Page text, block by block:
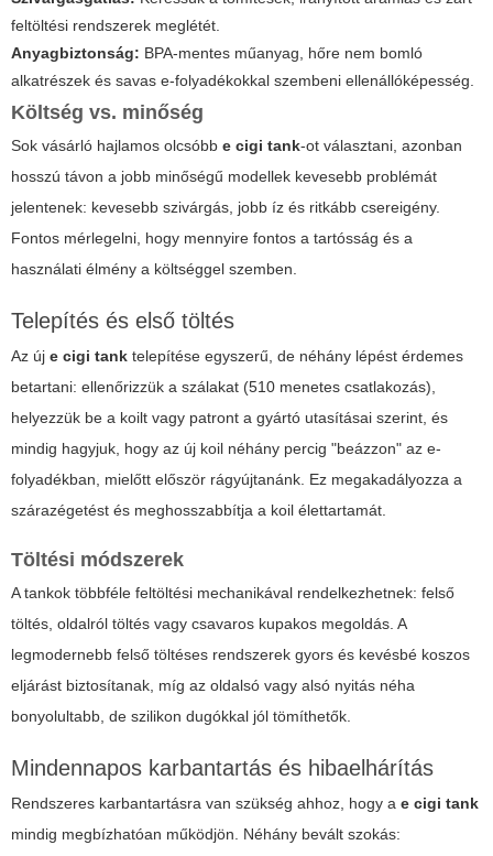
feltöltési rendszerek meglétét.
Anyagbiztonság: BPA-mentes műanyag, hőre nem bomló
alkatrészek és savas e-folyadékokkal szembeni ellenállóképesség.
Költség vs. minőség
Sok vásárló hajlamos olcsóbb e cigi tank-ot választani, azonban
hosszú távon a jobb minőségű modellek kevesebb problémát
jelentenek: kevesebb szivárgás, jobb íz és ritkább csereigény.
Fontos mérlegelni, hogy mennyire fontos a tartósság és a
használati élmény a költséggel szemben.
Telepítés és első töltés
Az új e cigi tank telepítése egyszerű, de néhány lépést érdemes
betartani: ellenőrizzük a szálakat (510 menetes csatlakozás),
helyezzük be a koilt vagy patront a gyártó utasításai szerint, és
mindig hagyjuk, hogy az új koil néhány percig "beázzon" az e-
folyadékban, mielőtt először rágyújtanánk. Ez megakadályozza a
szárazégetést és meghosszabbítja a koil élettartamát.
Töltési módszerek
A tankok többféle feltöltési mechanikával rendelkezhetnek: felső
töltés, oldalról töltés vagy csavaros kupakos megoldás. A
legmodernebb felső töltéses rendszerek gyors és kevésbé koszos
eljárást biztosítanak, míg az oldalsó vagy alsó nyitás néha
bonyolultabb, de szilikon dugókkal jól tömíthetők.
Mindennapos karbantartás és hibaelhárítás
Rendszeres karbantartásra van szükség ahhoz, hogy a e cigi tank
mindig megbízhatóan működjön. Néhány bevált szokás: